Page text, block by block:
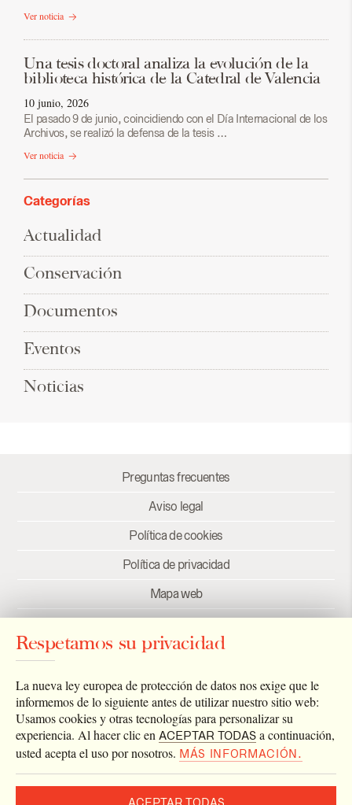
Ver noticia
Una tesis doctoral analiza la evolución de la
biblioteca histórica de la Catedral de Valencia
10 junio, 2026
El pasado 9 de junio, coincidiendo con el Día Internacional de los
Archivos, se realizó la defensa de la tesis …
Ver noticia
Categorías
Actualidad
Conservación
Documentos
Eventos
Noticias
Preguntas frecuentes
Aviso legal
Política de cookies
Política de privacidad
Mapa web
Enlaces
Newsletter
Respetamos su privacidad
La nueva ley europea de protección de datos nos exige que le
informemos de lo siguiente antes de utilizar nuestro sitio web:
Usamos cookies y otras tecnologías para personalizar su
experiencia. Al hacer clic en ACEPTAR TODAS a continuación,
usted acepta el uso por nosotros. MÁS INFORMACIÓN.